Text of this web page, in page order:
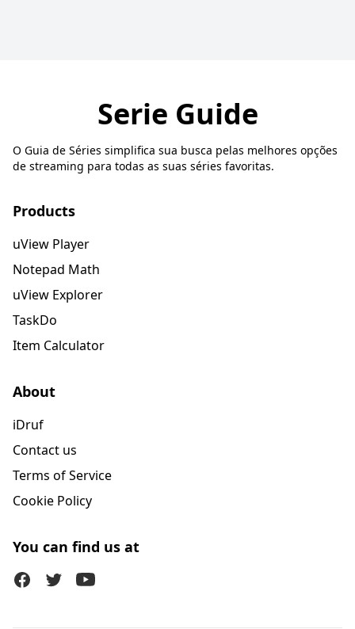
Serie Guide
O Guia de Séries simplifica sua busca pelas melhores opções
de streaming para todas as suas séries favoritas.
Products
uView Player
Notepad Math
uView Explorer
TaskDo
Item Calculator
About
iDruf
Contact us
Terms of Service
Cookie Policy
You can find us at
FacebookTwitter (X)Youtube